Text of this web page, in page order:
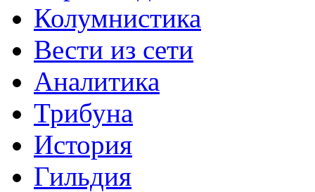
Колумнистика
Вести из сети
Аналитика
Трибуна
История
Гильдия